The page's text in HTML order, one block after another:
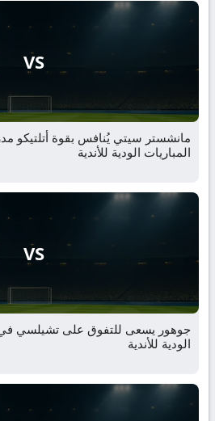
VS
مانشستر سيتي يُنافس بقوة أتلتيكو
المباريات الودية للأندية
VS
جوهور يسعى للتفوق على تشيلسي في
الودية للأندية